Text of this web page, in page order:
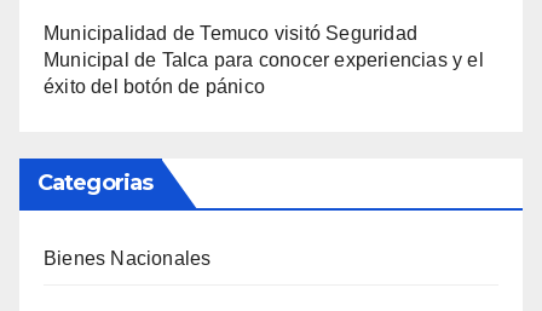
Municipalidad de Temuco visitó Seguridad
Municipal de Talca para conocer experiencias y el
éxito del botón de pánico
Categorias
Bienes Nacionales